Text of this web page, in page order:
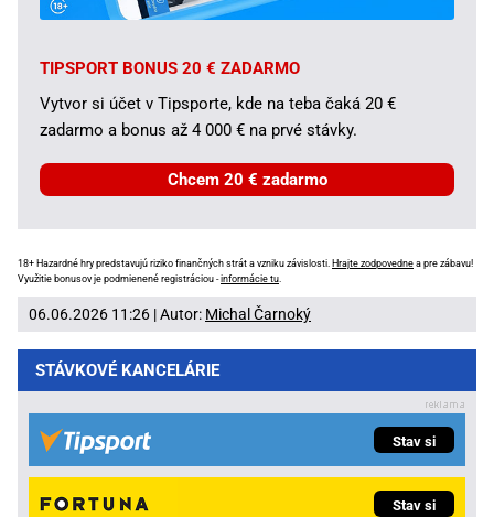
TIPSPORT BONUS 20 € ZADARMO
Vytvor si účet v Tipsporte, kde na teba čaká 20 €
zadarmo a bonus až 4 000 € na prvé stávky.
Chcem 20 € zadarmo
18+ Hazardné hry predstavujú riziko finančných strát a vzniku závislosti. Hrajte zodpovedne a pre zábavu!
Využitie bonusov je podmienené registráciou -informácie tu.
06.06.2026 11:26 | Autor: Michal Čarnoký
STÁVKOVÉ KANCELÁRIE
Stav si
Stav si